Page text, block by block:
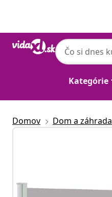
Kategórie
Domov Dom a záhrada